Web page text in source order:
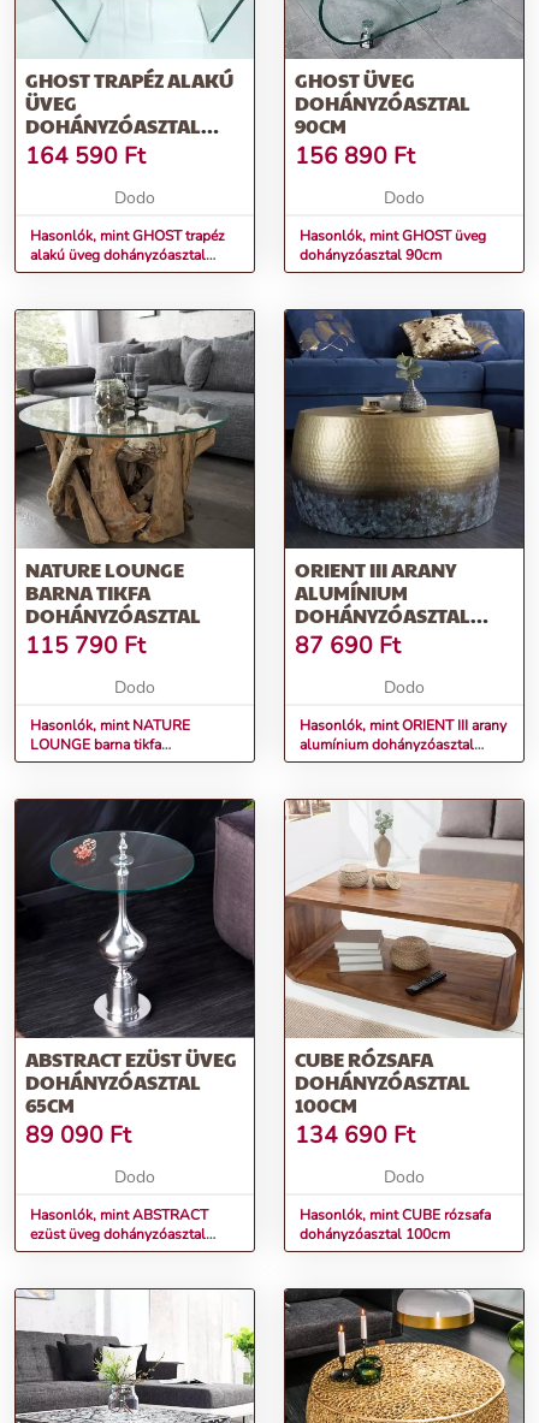
GHOST TRAPÉZ ALAKÚ
ÜVEG
DOHÁNYZÓASZTAL
70CM
164 590 Ft
Dodo
Hasonlók, mint GHOST trapéz
alakú üveg dohányzóasztal
70cm
GHOST ÜVEG
DOHÁNYZÓASZTAL
90CM
156 890 Ft
Dodo
Hasonlók, mint GHOST üveg
dohányzóasztal 90cm
NATURE LOUNGE
BARNA TIKFA
DOHÁNYZÓASZTAL
115 790 Ft
Dodo
Hasonlók, mint NATURE
LOUNGE barna tikfa
dohányzóasztal
ORIENT III ARANY
ALUMÍNIUM
DOHÁNYZÓASZTAL
60CM
87 690 Ft
Dodo
Hasonlók, mint ORIENT III arany
alumínium dohányzóasztal
60cm
ABSTRACT EZÜST ÜVEG
DOHÁNYZÓASZTAL
65CM
89 090 Ft
Dodo
Hasonlók, mint ABSTRACT
ezüst üveg dohányzóasztal
65cm
CUBE RÓZSAFA
DOHÁNYZÓASZTAL
100CM
134 690 Ft
Dodo
Hasonlók, mint CUBE rózsafa
dohányzóasztal 100cm